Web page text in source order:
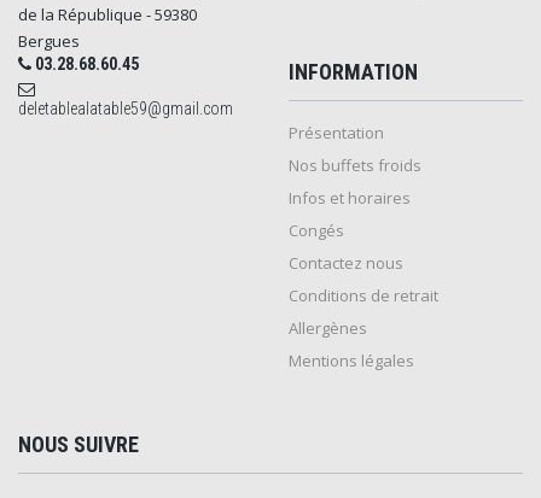
de la République - 59380
Bergues
03.28.68.60.45
deletablealatable59@gmail.com
INFORMATION
Présentation
Nos buffets froids
Infos et horaires
Congés
Contactez nous
Conditions de retrait
Allergènes
Mentions légales
NOUS SUIVRE